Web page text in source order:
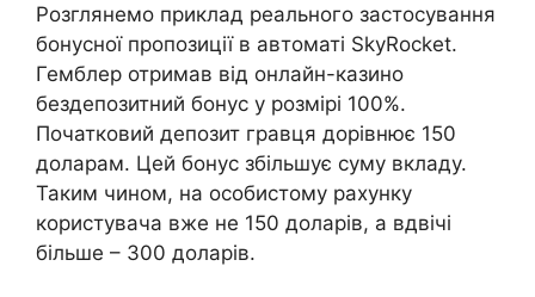
Розглянемо приклад реального застосування
бонусної пропозиції в автоматі SkyRocket.
Гемблер отримав від онлайн-казино
бездепозитний бонус у розмірі 100%.
Початковий депозит гравця дорівнює 150
доларам. Цей бонус збільшує суму вкладу.
Таким чином, на особистому рахунку
користувача вже не 150 доларів, а вдвічі
більше – 300 доларів.